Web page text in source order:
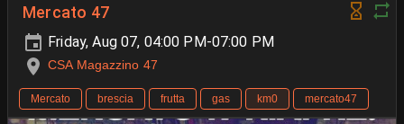
Mercato 47
Friday, Aug 07, 04:00 PM-07:00 PM
CSA Magazzino 47
Mercato brescia frutta gas km0 mercato47